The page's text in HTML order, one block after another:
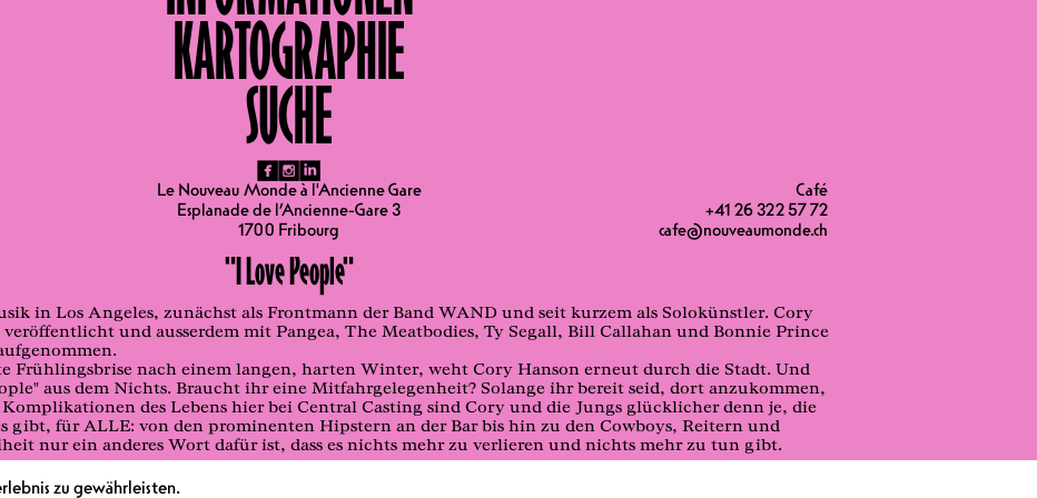
KARTOGRAPHIE
SUCHE
fb ig li
Le Nouveau Monde à l'Ancienne Gare
Esplanade de l’Ancienne-Gare 3
1700 Fribourg
Café
+41 26 322 57 72
cafe@nouveaumonde.ch
"I Love People"
in Los Angeles, zunächst als Frontmann der Band WAND und seit kurzem als Solokünstler. Cory
und ausserdem mit Pangea, The Meatbodies, Ty Segall, Bill Callahan und Bonnie Prince
Frühlingsbrise nach einem langen, harten Winter, weht Cory Hanson erneut durch die Stadt. Und
aus dem Nichts. Braucht ihr eine Mitfahrgelegenheit? Solange ihr bereit seid, dort anzukommen,
des Lebens hier bei Central Casting sind Cory und die Jungs glücklicher denn je, die
gibt, für ALLE: von den prominenten Hipstern an der Bar bis hin zu den Cowboys, Reitern und
nur ein anderes Wort dafür ist, dass es nichts mehr zu verlieren und nichts mehr zu tun gibt.
zu gewährleisten.